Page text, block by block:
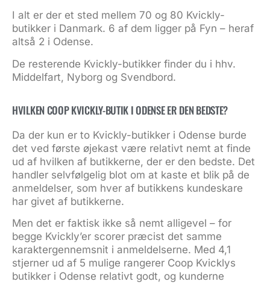
I alt er der et sted mellem 70 og 80 Kvickly-
butikker i Danmark. 6 af dem ligger på Fyn – heraf
altså 2 i Odense.
De resterende Kvickly-butikker finder du i hhv.
Middelfart, Nyborg og Svendbord.
HVILKEN COOP KVICKLY-BUTIK I ODENSE ER DEN BEDSTE?
Da der kun er to Kvickly-butikker i Odense burde
det ved første øjekast være relativt nemt at finde
ud af hvilken af butikkerne, der er den bedste. Det
handler selvfølgelig blot om at kaste et blik på de
anmeldelser, som hver af butikkens kundeskare
har givet af butikkerne.
Men det er faktisk ikke så nemt alligevel – for
begge Kvickly’er scorer præcist det samme
karaktergennemsnit i anmeldelserne. Med 4,1
stjerner ud af 5 mulige rangerer Coop Kvicklys
butikker i Odense relativt godt, og kunderne